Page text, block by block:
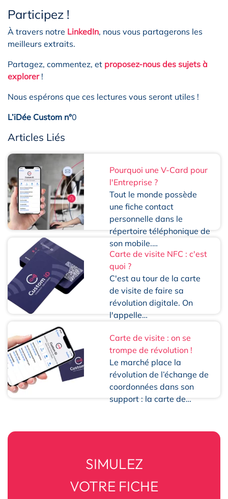
Participez !
À travers notre LinkedIn, nous vous partagerons les
meilleurs extraits.
Partagez, commentez, et proposez-nous des sujets à
explorer!
Nous espérons que ces lectures vous seront utiles !
L’iDée Custom n°0
Articles Liés
Pourquoi une V-Card pour
l'Entreprise ?
Tout le monde possède
une fiche contact
personnelle dans le
répertoire téléphonique de
son mobile.…
Carte de visite NFC : c'est
quoi ?
C'est au tour de la carte
de visite de faire sa
révolution digitale. On
l'appelle…
Carte de visite : on se
trompe de révolution !
Le marché place la
révolution de l’échange de
coordonnées dans son
support : la carte de…
SIMULEZ
VOTRE FICHE